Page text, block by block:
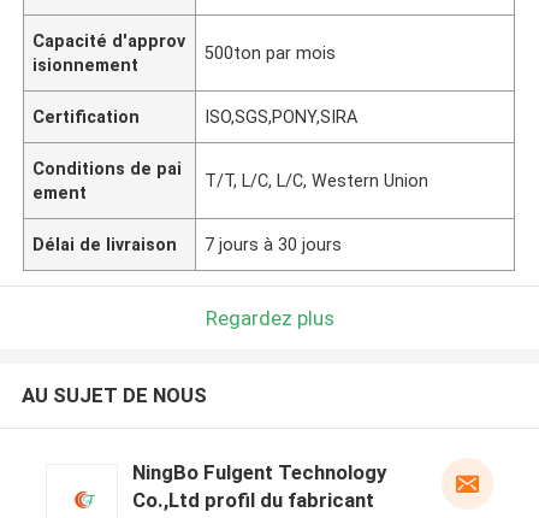
Capacité d'approv
isionnement
500ton par mois
Certification ISO,SGS,PONY,SIRA
Conditions de pai
ement
T/T, L/C, L/C, Western Union
Délai de livraison 7 jours à 30 jours
Regardez plus
AU SUJET DE NOUS
NingBo Fulgent Technology
Co.,Ltd profil du fabricant